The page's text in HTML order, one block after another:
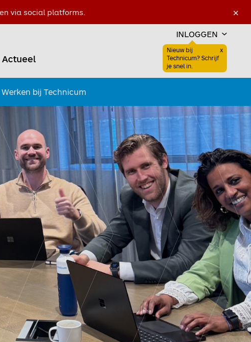
×
via social platforms.
INLOGGEN
Nieuw bij
Technicum? Schrijf
je snel in.
x
Actueel Zoeken
Werken bij Technicum